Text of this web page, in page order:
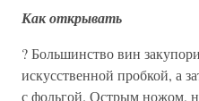
Как открывать
? Большинство вин
искусственной пробкой, а
с фольгой. Острым ножом,